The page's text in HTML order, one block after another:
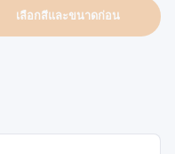
เลือกสีและขนาดก่อน